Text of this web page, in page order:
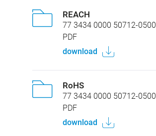
REACH
77 3434 0000 50712-0500
PDF
download
RoHS
77 3434 0000 50712-0500
PDF
download